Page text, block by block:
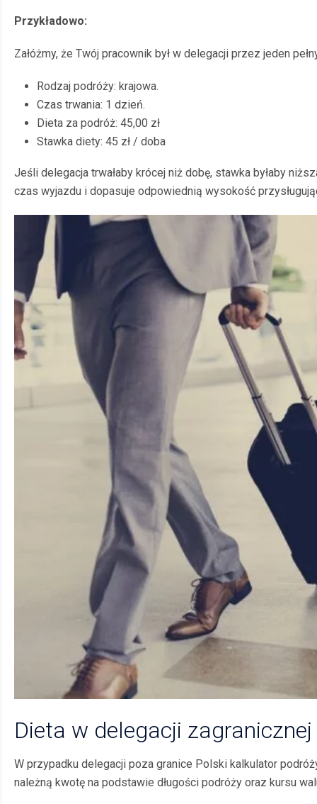
Przykładowo:
Załóżmy, że Twój pracownik był w delegacji przez jeden
Rodzaj podróży: krajowa.
Czas trwania: 1 dzień.
Dieta za podróż: 45,00 zł
Stawka diety: 45 zł / doba
Jeśli delegacja trwałaby krócej niż dobę, stawka byłaby
czas wyjazdu i dopasuje odpowiednią wysokość
Dieta w delegacji zagranicznej
W przypadku delegacji poza granice Polski kalkulator
należną kwotę na podstawie długości podróży oraz kursu